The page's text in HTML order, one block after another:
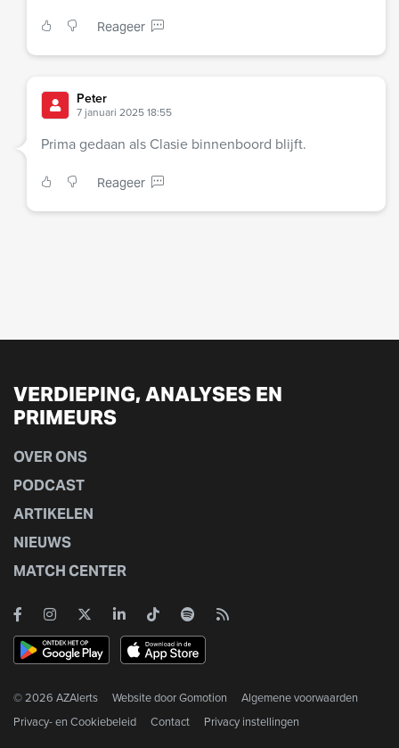
Reageer
Peter
7 januari 2025 18:55
Prima gedaan als Clasie binnenboord blijft.
Reageer
VERDIEPING, ANALYSES EN
PRIMEURS
OVER ONS
PODCAST
ARTIKELEN
NIEUWS
MATCH CENTER
© 2026 AZAlerts Website doorGomotion
Algemene voorwaarden
Privacy- en Cookiebeleid
Contact Privacy instellingen